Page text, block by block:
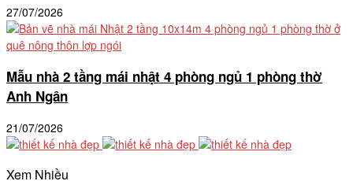
27/07/2026
Mẫu nhà 2 tầng mái nhật 4 phòng ngủ 1 phòng thờ
Anh Ngân
21/07/2026
Xem Nhiều